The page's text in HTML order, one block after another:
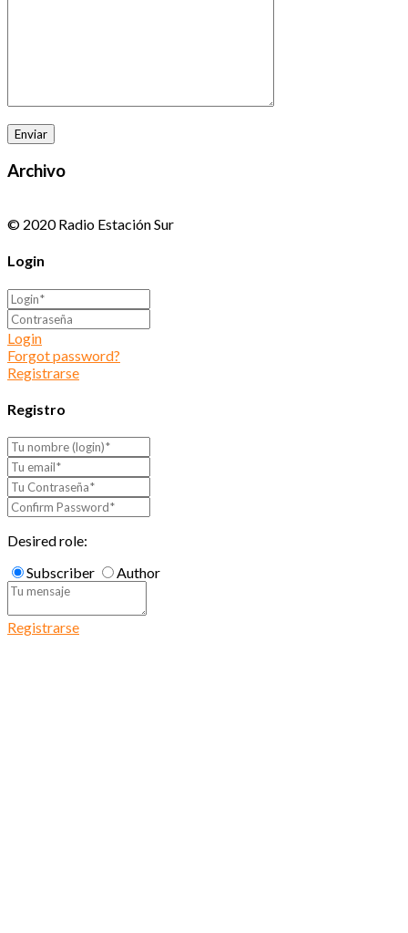
Archivo
© 2020 Radio Estación Sur
Login
Login
Forgot password?
Registrarse
Registro
Desired role:
Subscriber
Author
Registrarse